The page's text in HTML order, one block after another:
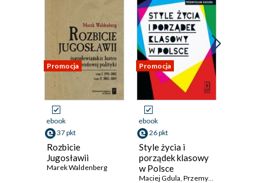
Promocja
ebook
37 pkt
Rozbicie
Jugosławii
Marek Waldenberg
Promocja
ebook
26 pkt
Style życia i
porządek klasowy
w Polsce
Maciej Gdula Przemysław Sadura